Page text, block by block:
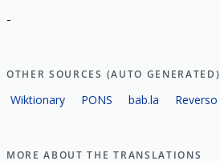
-
OTHER SOURCES (AUTO GENERATED)
Wiktionary PONS bab.la Reverso
MORE ABOUT THE TRANSLATIONS